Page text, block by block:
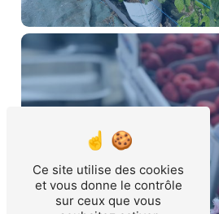
Ce site utilise des cookies
et vous donne le contrôle
sur ceux que vous